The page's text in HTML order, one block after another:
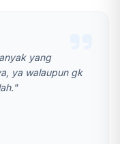
yang
ya walaupun gk